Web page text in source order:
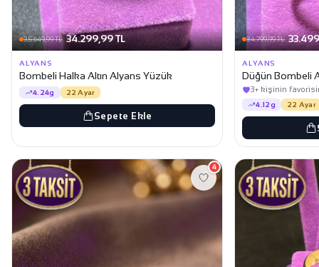
35.649,99 TL 34.299,99 TL
ALYANS
Bombeli Halka Altın Alyans Yüzük
4.24g 22 Ayar
Sepete Ekle
34.799,99 TL
ALYANS
Düğün Bombeli
3+ kişinin
4.12g 22 Ayar
4